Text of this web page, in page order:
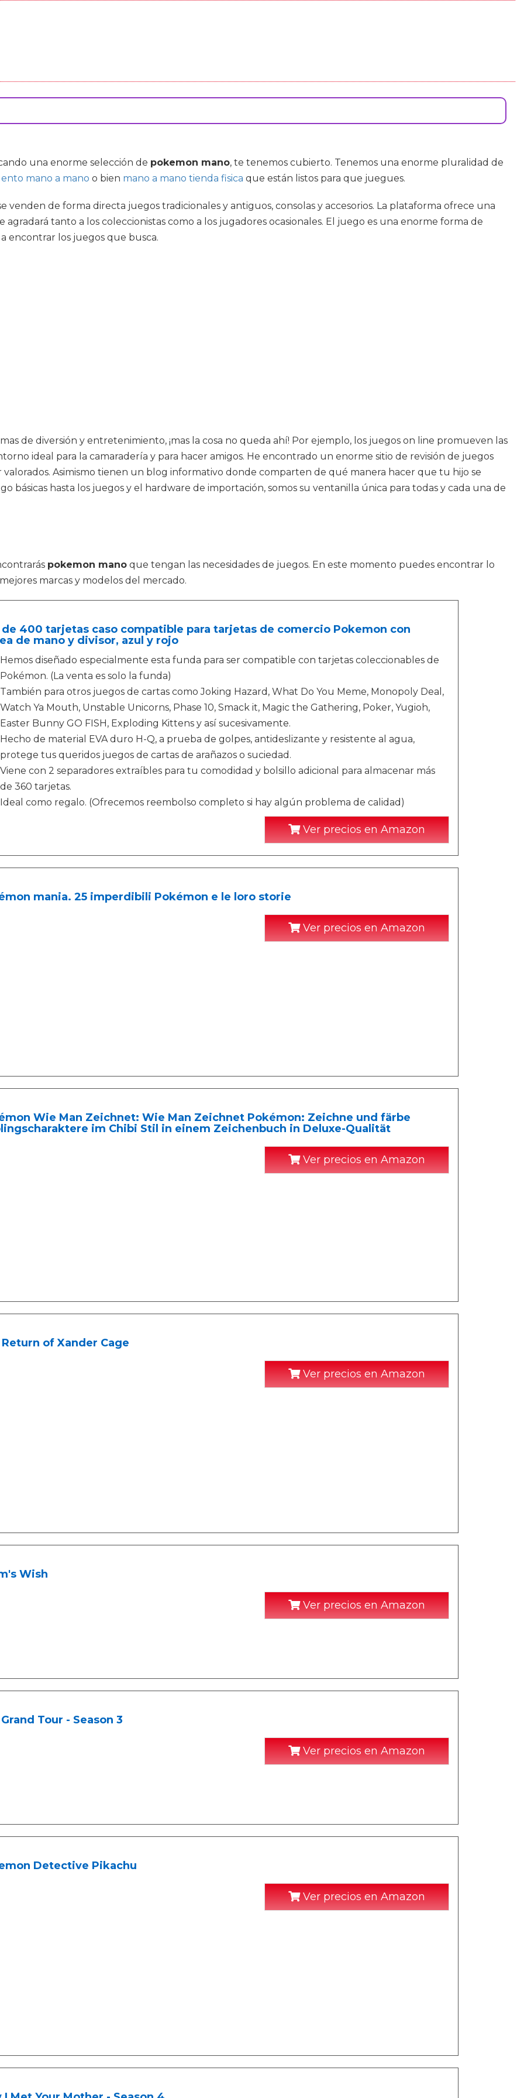
una enorme selección de pokemon mano, te tenemos cubierto. Tenemos una enorme pluralidad de
mano a mano o bien mano a mano tienda fisica que están listos para que juegues.
de forma directa juegos tradicionales y antiguos, consolas y accesorios. La plataforma ofrece una
tanto a los coleccionistas como a los jugadores ocasionales. El juego es una enorme forma de
encontrar los juegos que busca.
de diversión y entretenimiento, ¡mas la cosa no queda ahí! Por ejemplo, los juegos on line promueven las
ideal para la camaradería y para hacer amigos. He encontrado un enorme sitio de revisión de juegos
Asimismo tienen un blog informativo donde comparten de qué manera hacer que tu hijo se
básicas hasta los juegos y el hardware de importación, somos su ventanilla única para todas y cada una de
pokemon mano que tengan las necesidades de juegos. En este momento puedes encontrar lo
marcas y modelos del mercado.
de 400 tarjetas caso compatible para tarjetas de comercio Pokemon con
de mano y divisor, azul y rojo
Hemos diseñado especialmente esta funda para ser compatible con tarjetas coleccionables de
Pokémon. (La venta es solo la funda)
También para otros juegos de cartas como Joking Hazard, What Do You Meme, Monopoly Deal,
Watch Ya Mouth, Unstable Unicorns, Phase 10, Smack it, Magic the Gathering, Poker, Yugioh,
Easter Bunny GO FISH, Exploding Kittens y así sucesivamente.
Hecho de material EVA duro H-Q, a prueba de golpes, antideslizante y resistente al agua,
protege tus queridos juegos de cartas de arañazos o suciedad.
Viene con 2 separadores extraíbles para tu comodidad y bolsillo adicional para almacenar más
de 360 tarjetas.
Ideal como regalo. (Ofrecemos reembolso completo si hay algún problema de calidad)
Ver precios en Amazon
mania. 25 imperdibili Pokémon e le loro storie
Ver precios en Amazon
Wie Man Zeichnet: Wie Man Zeichnet Pokémon: Zeichne und färbe
im Chibi Stil in einem Zeichenbuch in Deluxe-Qualität
Ver precios en Amazon
Return of Xander Cage
Ver precios en Amazon
Wish
Ver precios en Amazon
Tour - Season 3
Ver precios en Amazon
Detective Pikachu
Ver precios en Amazon